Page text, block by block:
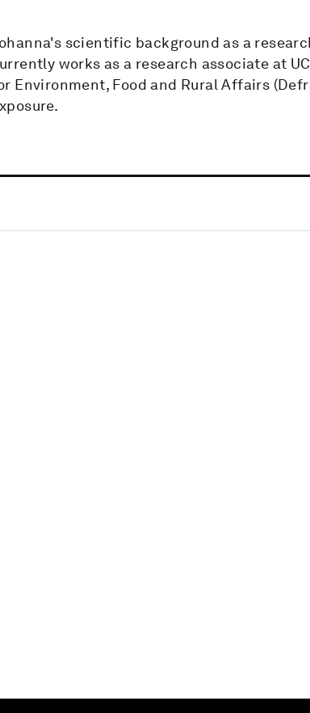
scientific background as a
works as a research associate at
Environment, Food and Rural Affairs